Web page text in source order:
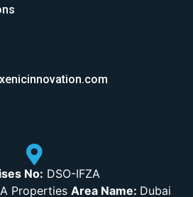
No: DSO-IFZA
Properties Area Name: Dubai